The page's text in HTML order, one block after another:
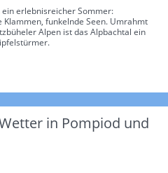
erlebnisreicher Sommer:
funkelnde Seen. Umrahmt
Alpen ist das Alpbachtal ein
in Pompiod und